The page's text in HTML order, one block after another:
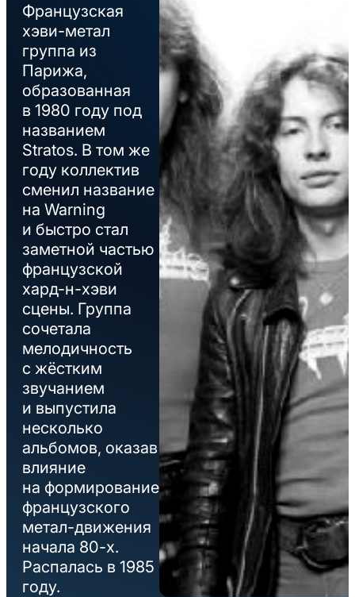
Французская
хэви-метал
группа из
Парижа,
образованная
в 1980 году под
названием
Stratos. В том же
году коллектив
сменил название
на Warning
и быстро стал
заметной частью
французской
хард-н-хэви
сцены. Группа
сочетала
мелодичность
с жёстким
звучанием
и выпустила
несколько
альбомов, оказав
влияние
на формирование
французского
метал-движения
начала 80-х.
Распалась в 1985
году.